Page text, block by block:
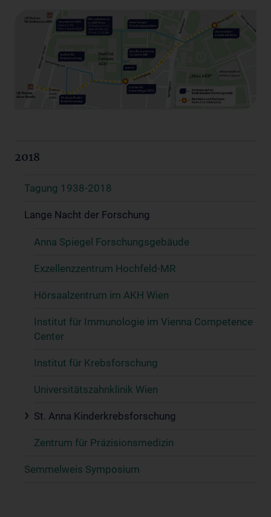
2018
Tagung 1938-2018
Lange Nacht der Forschung
Anna Spiegel Forschungsgebäude
Exzellenzzentrum Hochfeld-MR
Hörsaalzentrum im AKH Wien
Institut für Immunologie im Vienna Competence
Center
Institut für Krebsforschung
Universitätszahnklinik Wien
St. Anna Kinderkrebsforschung
Zentrum für Präzisionsmedizin
Semmelweis Symposium